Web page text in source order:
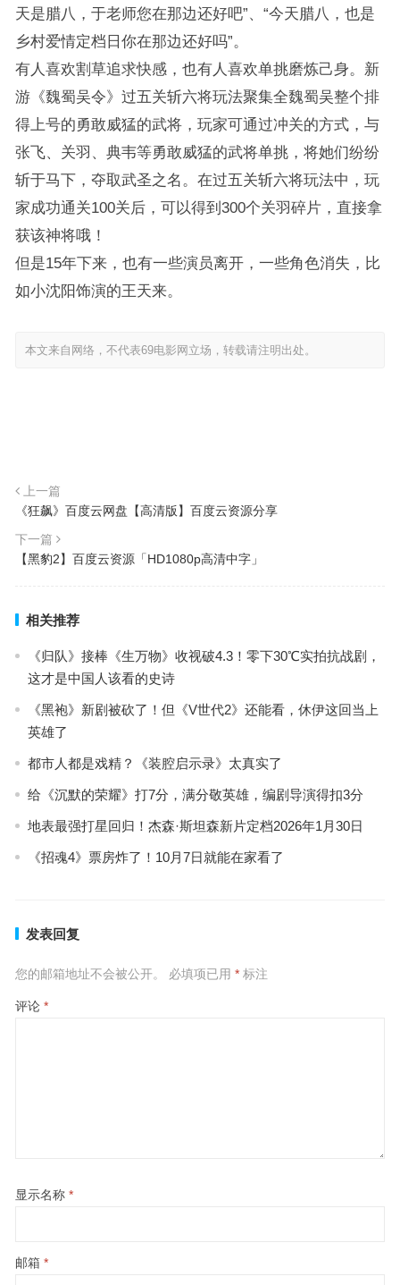
天是腊八，于老师您在那边还好吧”、“今天腊八，也是
乡村爱情定档日你在那边还好吗”。
有人喜欢割草追求快感，也有人喜欢单挑磨炼己身。新
游《魏蜀吴令》过五关斩六将玩法聚集全魏蜀吴整个排
得上号的勇敢威猛的武将，玩家可通过冲关的方式，与
张飞、关羽、典韦等勇敢威猛的武将单挑，将她们纷纷
斩于马下，夺取武圣之名。在过五关斩六将玩法中，玩
家成功通关100关后，可以得到300个关羽碎片，直接拿
获该神将哦！
但是15年下来，也有一些演员离开，一些角色消失，比
如小沈阳饰演的王天来。
本文来自网络，不代表69电影网立场，转载请注明出处。
上一篇
《狂飙》百度云网盘【高清版】百度云资源分享
下一篇
【黑豹2】百度云资源「HD1080p高清中字」
相关推荐
《归队》接棒《生万物》收视破4.3！零下30℃实拍抗战剧，
这才是中国人该看的史诗
《黑袍》新剧被砍了！但《V世代2》还能看，休伊这回当上
英雄了
都市人都是戏精？《装腔启示录》太真实了
给《沉默的荣耀》打7分，满分敬英雄，编剧导演得扣3分
地表最强打星回归！杰森·斯坦森新片定档2026年1月30日
《招魂4》票房炸了！10月7日就能在家看了
发表回复
您的邮箱地址不会被公开。 必填项已用 *标注
评论 *
显示名称 *
邮箱 *